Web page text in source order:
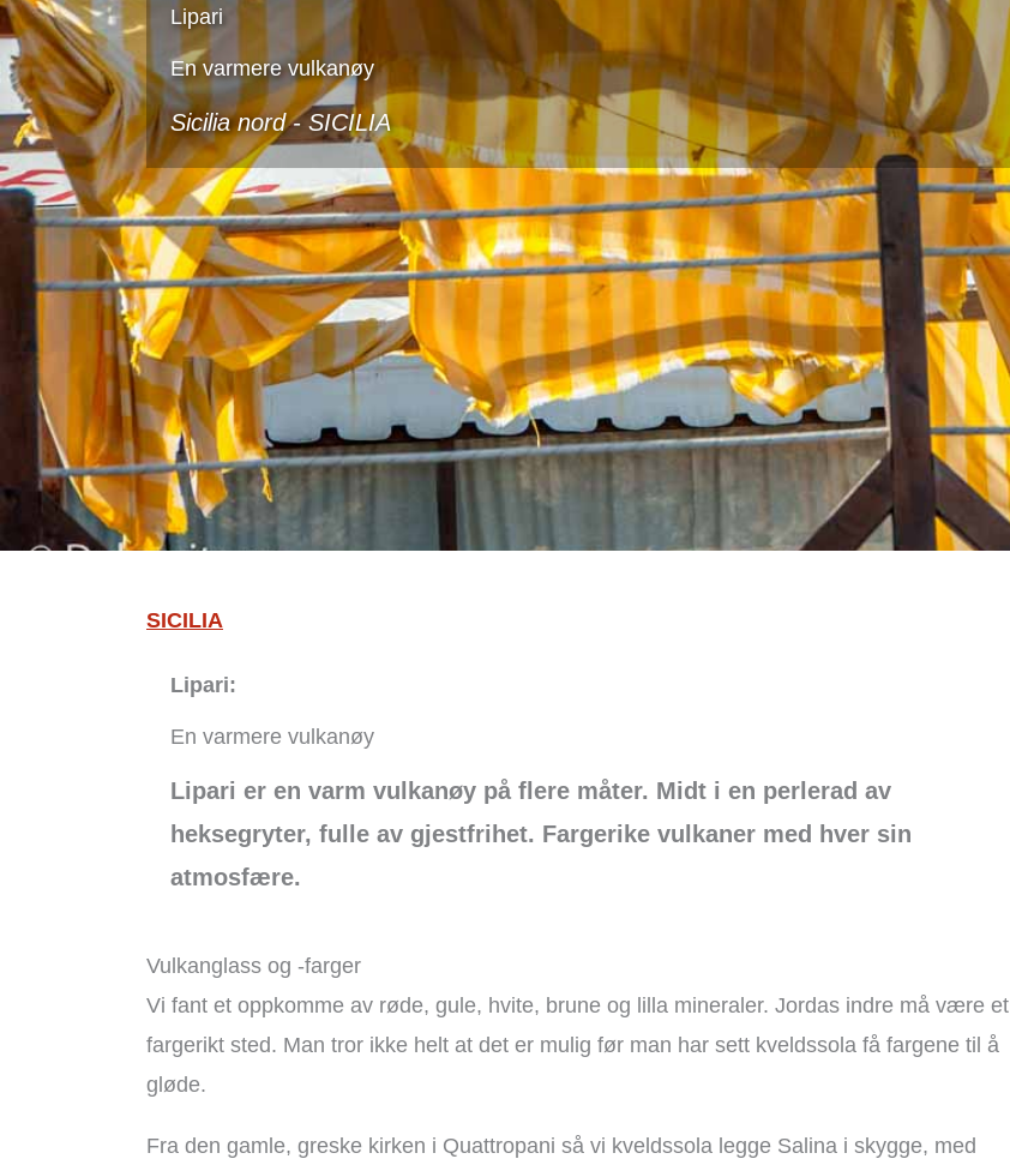
Lipari
En varmere vulkanøy
Sicilia nord -SICILIA
SICILIA
Lipari:
En varmere vulkanøy
Lipari er en varm vulkanøy på flere måter. Midt i en perlerad av
heksegryter, fulle av gjestfrihet. Fargerike vulkaner med hver sin
atmosfære.
Vulkanglass og -farger
Vi fant et oppkomme av røde, gule, hvite, brune og lilla mineraler. Jordas indre må være et
fargerikt sted. Man tror ikke helt at det er mulig før man har sett kveldssola få fargene til å
gløde.
Fra den gamle, greske kirken i Quattropani så vi kveldssola legge Salina i skygge, med